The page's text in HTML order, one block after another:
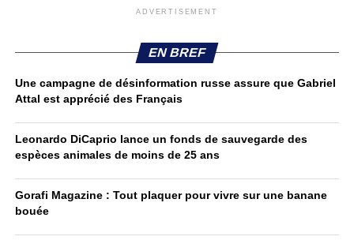
ADVERTISEMENT
EN BREF
Une campagne de désinformation russe assure que Gabriel
Attal est apprécié des Français
Leonardo DiCaprio lance un fonds de sauvegarde des
espèces animales de moins de 25 ans
Gorafi Magazine : Tout plaquer pour vivre sur une banane
bouée